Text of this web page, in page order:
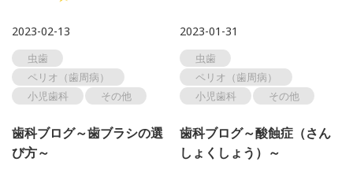
2023-02-13
虫歯
ペリオ（歯周病）
小児歯科
その他
歯科ブログ～歯ブラシの選
び方～
2023-01-31
虫歯
ペリオ（歯周病）
小児歯科
その他
歯科ブログ～酸蝕症（さん
しょくしょう）～